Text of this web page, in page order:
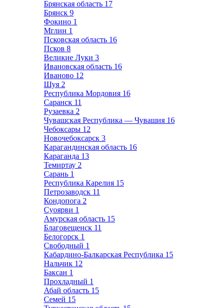
Брянская область 17
Брянск 9
Фокино 1
Мглин 1
Псковская область 16
Псков 8
Великие Луки 3
Ивановская область 16
Иваново 12
Шуя 2
Республика Мордовия 16
Саранск 11
Рузаевка 2
Чувашская Республика — Чувашия 16
Чебоксары 12
Новочебоксарск 3
Карагандинская область 16
Караганда 13
Темиртау 2
Сарань 1
Республика Карелия 15
Петрозаводск 11
Кондопога 2
Суоярви 1
Амурская область 15
Благовещенск 11
Белогорск 1
Свободный 1
Кабардино-Балкарская Республика 15
Нальчик 12
Баксан 1
Прохладный 1
Абай область 15
Семей 15